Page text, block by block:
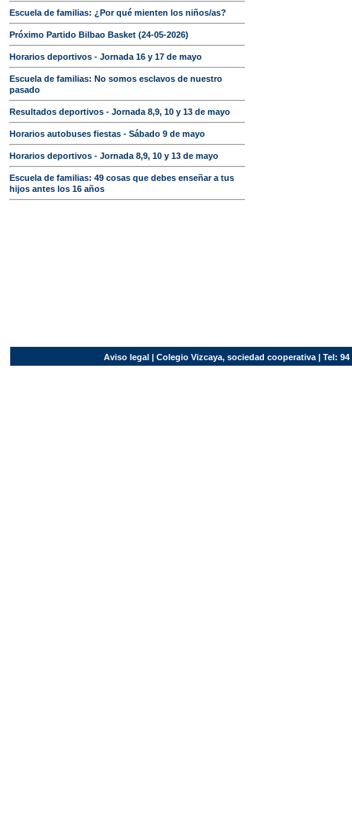
Escuela de familias: ¿Por qué mienten los niños/as?
Próximo Partido Bilbao Basket (24-05-2026)
Horarios deportivos - Jornada 16 y 17 de mayo
Escuela de familias: No somos esclavos de nuestro
pasado
Resultados deportivos - Jornada 8,9, 10 y 13 de mayo
Horarios autobuses fiestas - Sábado 9 de mayo
Horarios deportivos - Jornada 8,9, 10 y 13 de mayo
Escuela de familias: 49 cosas que debes enseñar a tus
hijos antes los 16 años
Aviso legal| Colegio Vizcaya, sociedad cooperativa | Tel: 94